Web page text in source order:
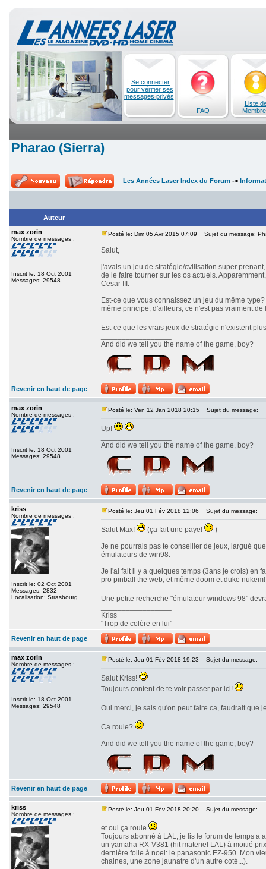
Se connecter
pour vérifier ses
messages privés
FAQ
Liste
Pharao (Sierra)
Les Années Laser Index du Forum ->
Auteur
max zorin
Nombre de messages :
Inscrit le: 18 Oct 2001
Messages: 29548
Posté le: Dim 05 Avr 2015 07:09 Sujet du message:
Salut,
j'avais un jeu de stratégie/cvilisation super
de le faire tourner sur les os actuels.
Cesar III.
Est-ce que vous connaissez un jeu du même
même principe, d'ailleurs, ce n'est pas vraiment
Est-ce que les vrais jeux de stratégie n'existent
And did we tell you the name of the game, boy?
Revenir en haut de page
max zorin
Nombre de messages :
Inscrit le: 18 Oct 2001
Messages: 29548
Posté le: Ven 12 Jan 2018 20:15 Sujet du message:
Up!
And did we tell you the name of the game, boy?
Revenir en haut de page
kriss
Nombre de messages :
Inscrit le: 02 Oct 2001
Messages: 2832
Localisation: Strasbourg
Posté le: Jeu 01 Fév 2018 12:06 Sujet du message:
Salut Max! (ça fait une paye!
)
Je ne pourrais pas te conseiller de jeux, largué
émulateurs de win98.
Je l'ai fait il y a quelques temps (3ans je crois) en
pro pinball the web, et même doom et duke
Une petite recherche "émulateur windows 98"
Kriss
"Trop de colère en lui"
Revenir en haut de page
max zorin
Nombre de messages :
Inscrit le: 18 Oct 2001
Messages: 29548
Posté le: Jeu 01 Fév 2018 19:23 Sujet du message:
Salut Kriss!
Toujours content de te voir passer par ici!
Oui merci, je sais qu'on peut faire ca, faudrait
Ca roule?
And did we tell you the name of the game, boy?
Revenir en haut de page
kriss
Nombre de messages :
Posté le: Jeu 01 Fév 2018 20:20 Sujet du message:
et oui ça roule
Toujours abonné à LAL, je lis le forum de temps a
un yamaha RX-V381 (hit materiel LAL) à moitié
dernière folie à noel: le panasonic EZ-950. Mon
chaines, une zone jaunatre d'un autre coté...).